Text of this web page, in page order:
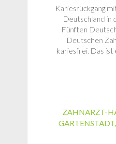
Kariesrückgang
Deutschland in
Fünften
Deutschen
kariesfrei. Das ist
ZAHNARZT-
GARTENSTADT